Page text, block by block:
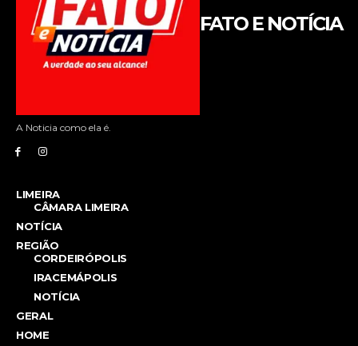
FATO E NOTÍCIA
A Noticia como ela é.
LIMEIRA
CÂMARA LIMEIRA
NOTÍCIA
REGIÃO
CORDEIRÓPOLIS
IRACEMÁPOLIS
NOTÍCIA
GERAL
HOME